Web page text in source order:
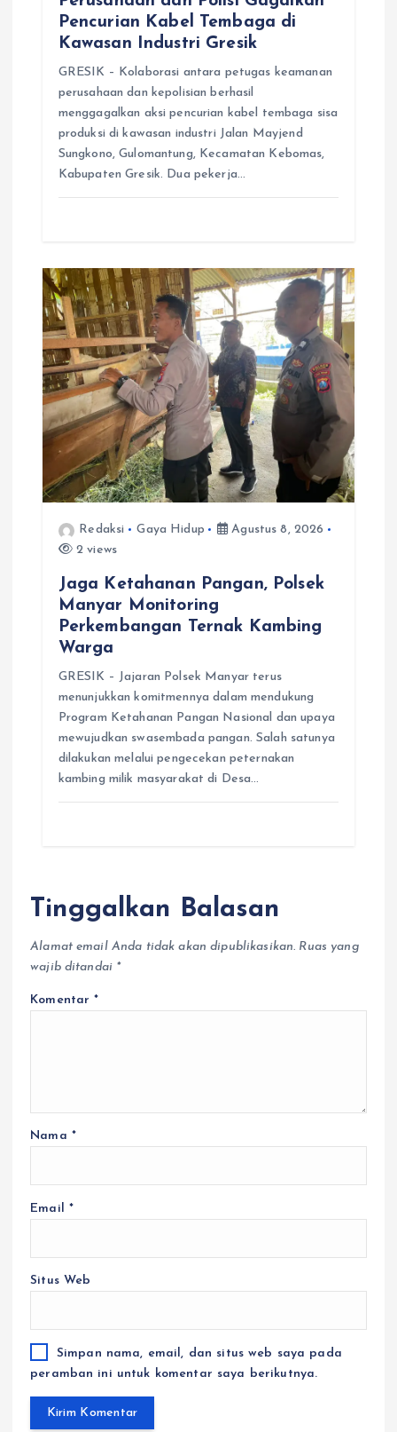
Pencurian Kabel Tembaga di
Kawasan Industri Gresik
GRESIK – Kolaborasi antara petugas keamanan
perusahaan dan kepolisian berhasil
menggagalkan aksi pencurian kabel tembaga sisa
produksi di kawasan industri Jalan Mayjend
Sungkono, Gulomantung, Kecamatan Kebomas,
Kabupaten Gresik. Dua pekerja…
Redaksi Gaya Hidup
Agustus 8, 2026
2 views
Jaga Ketahanan Pangan, Polsek
Manyar Monitoring
Perkembangan Ternak Kambing
Warga
GRESIK – Jajaran Polsek Manyar terus
menunjukkan komitmennya dalam mendukung
Program Ketahanan Pangan Nasional dan upaya
mewujudkan swasembada pangan. Salah satunya
dilakukan melalui pengecekan peternakan
kambing milik masyarakat di Desa…
Tinggalkan Balasan
Alamat email Anda tidak akan dipublikasikan. Ruas yang
wajib ditandai *
Komentar*
Nama *
Email *
Situs Web
Simpan nama, email, dan situs web saya pada
peramban ini untuk komentar saya berikutnya.